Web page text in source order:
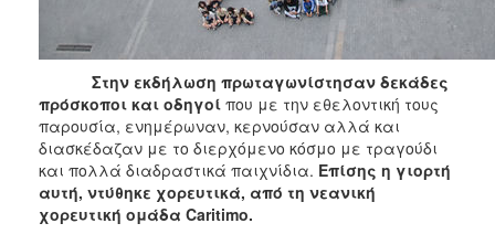
Στην εκδήλωση πρωταγωνίστησαν δεκάδες
πρόσκοποι και οδηγοί που με την εθελοντική τους
παρουσία, ενημέρωναν, κερνούσαν αλλά και
διασκέδαζαν με το διερχόμενο κόσμο με τραγούδι
και πολλά διαδραστικά παιχνίδια. Επίσης η γιορτή
αυτή, ντύθηκε χορευτικά, από τη νεανική
χορευτική ομάδα Caritimo.